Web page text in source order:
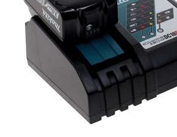
Telwin
Tenco
Tineco
Titania
Tornado
Tre Spade
Trev - Abrek - TecnoVIR